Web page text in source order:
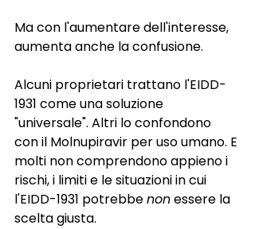
Ma con l'aumentare dell'interesse,
aumenta anche la confusione.
Alcuni proprietari trattano l'EIDD-
1931 come una soluzione
"universale". Altri lo confondono
con il Molnupiravir per uso umano. E
molti non comprendono appieno i
rischi, i limiti e le situazioni in cui
l'EIDD-1931 potrebbenonessere la
scelta giusta.